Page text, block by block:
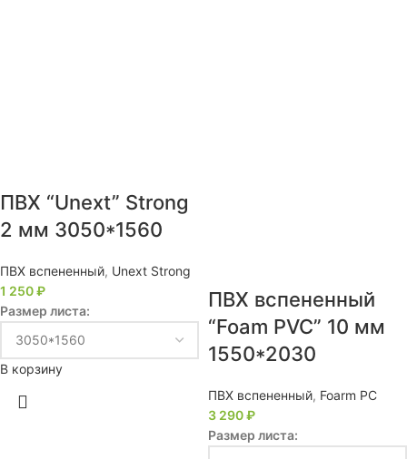
ПВХ “Unext” Strong
2 мм 3050*1560
ПВХ вспененный, Unext Strong
1 250₽
Размер листа:
В корзину
ПВХ вспененный
“Foam PVC” 10 мм
1550*2030
ПВХ вспененный, Foarm PC
3 290₽
Размер листа: